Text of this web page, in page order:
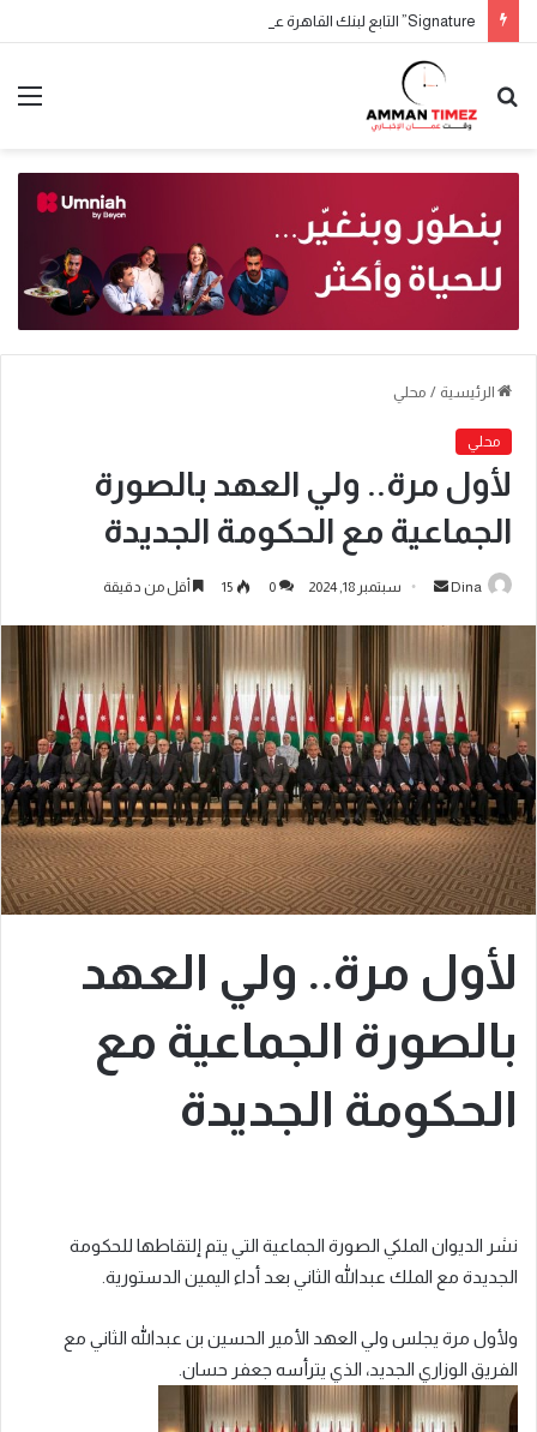
الرئيسية / محلي
محلي
لأول مرة.. ولي العهد بالصورة
الجماعية مع الحكومة الجديدة
Dina سبتمبر 18, 2024 0
15 أقل من دقيقة
لأول مرة.. ولي العهد
بالصورة الجماعية مع
الحكومة الجديدة
نشر الديوان الملكي الصورة الجماعية التي يتم إلتقاطها للحكومة
الجديدة مع الملك عبدالله الثاني بعد أداء اليمين الدستورية.
ولأول مرة يجلس ولي العهد الأمير الحسين بن عبدالله الثاني مع
الفريق الوزاري الجديد، الذي يترأسه جعفر حسان.